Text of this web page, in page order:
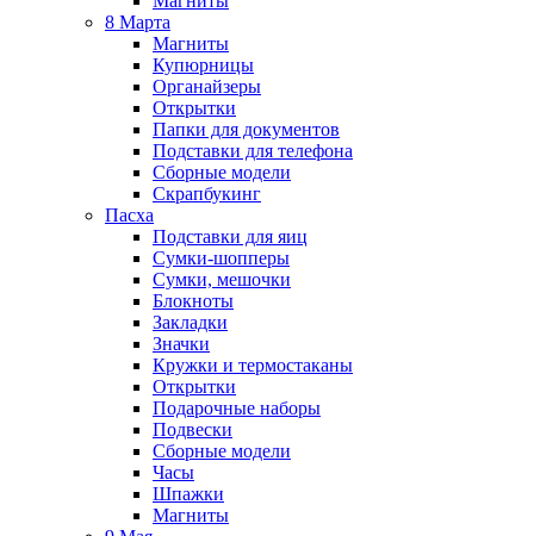
8 Марта
Магниты
Купюрницы
Органайзеры
Открытки
Папки для документов
Подставки для телефона
Сборные модели
Скрапбукинг
Пасха
Подставки для яиц
Сумки-шопперы
Сумки, мешочки
Блокноты
Закладки
Значки
Кружки и термостаканы
Открытки
Подарочные наборы
Подвески
Сборные модели
Часы
Шпажки
Магниты